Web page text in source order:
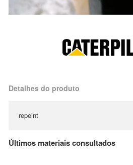
Detalhes do produto
repeint
Últimos materiais consultados